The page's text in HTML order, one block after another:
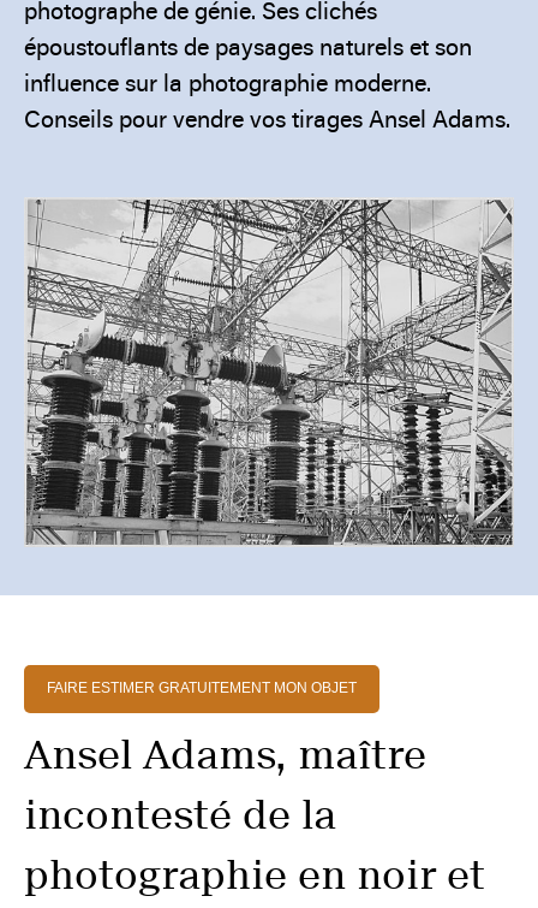
photographe de génie. Ses clichés
époustouflants de paysages naturels et son
influence sur la photographie moderne.
Conseils pour vendre vos tirages Ansel Adams.
FAIRE ESTIMER GRATUITEMENT MON OBJET
Ansel Adams, maître
incontesté de la
photographie en noir et